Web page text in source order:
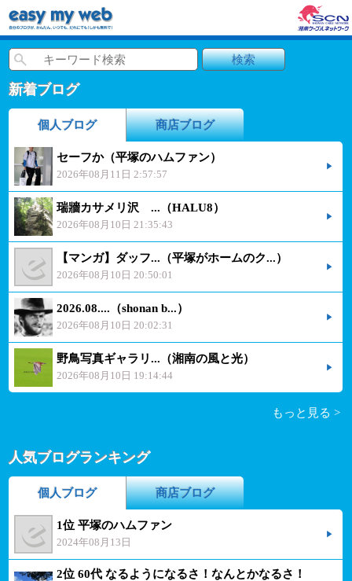
新着ブログ
個人ブログ 商店ブログ
セーフか（平塚のハムファン）
2026年08月11日 2:57:57
瑞牆カサメリ沢 ...（HALU8）
2026年08月10日 21:35:43
【マンガ】ダッフ...（平塚がホームのク...）
2026年08月10日 20:50:01
2026.08....（shonan b...）
2026年08月10日 20:02:31
野鳥写真ギャラリ...（湘南の風と光）
2026年08月10日 19:14:44
もっと見る >
人気ブログランキング
個人ブログ 商店ブログ
1位 平塚のハムファン
2024年08月13日
2位 60代 なるようになるさ！なんとかなるさ！